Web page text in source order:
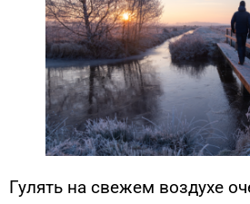
Гулять на свежем воздухе